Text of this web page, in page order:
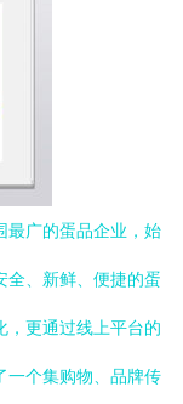
最广的蛋品企业，始
全、新鲜、便捷的蛋
，更通过线上平台的
一个集购物、品牌传